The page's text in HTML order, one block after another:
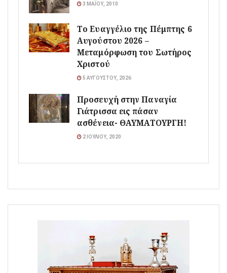
3 ΜΑΪ́ΟΥ, 2010
Το Ευαγγέλιο της Πέμπτης 6
Αυγούστου 2026 –
Μεταμόρφωση του Σωτήρος
Χριστού
5 ΑΥΓΟΎΣΤΟΥ, 2026
Προσευχή στην Παναγία
Γιάτρισσα εις πάσαν
ασθένεια- ΘΑΥΜΑΤΟΥΡΓΗ!
2 ΙΟΥΛΊΟΥ, 2020